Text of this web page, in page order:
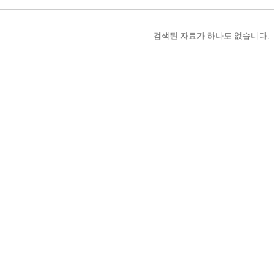
검색된 자료가 하나도 없습니다.